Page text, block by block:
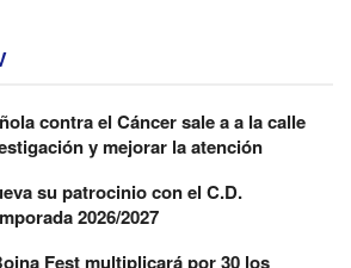
contra el Cáncer sale a a la calle
y mejorar la atención
su patrocinio con el C.D.
2026/2027
Fest multiplicará por 30 los